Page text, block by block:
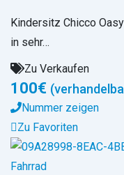
Kindersitz Chicco
in sehr…
Zu Verkaufen
100€
Nummer zeigen
Zu Favoriten
Fahrrad